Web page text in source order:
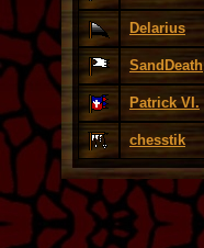
Delarius
SandDeath
Patrick VI.
chesstik